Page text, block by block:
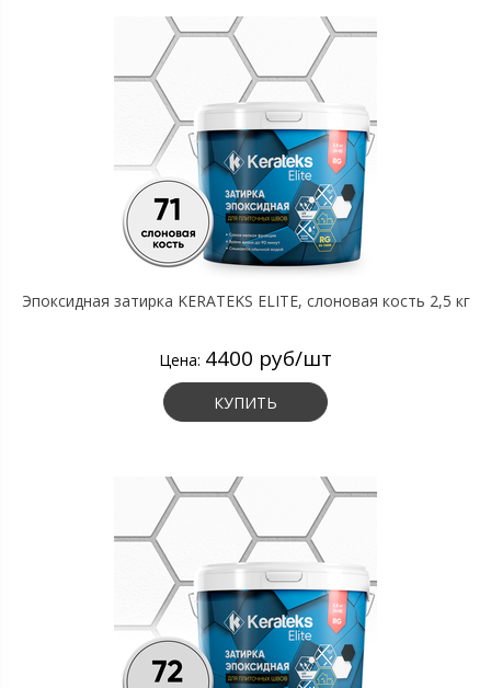
Эпоксидная затирка KERATEKS ELITE, слоновая кость 2,5 кг
Цена: 4400 руб/шт
КУПИТЬ